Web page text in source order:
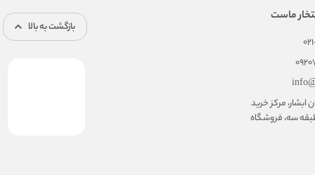
ماست
مرکز خرید
سه، فروشگاه
بازگشت به بالا